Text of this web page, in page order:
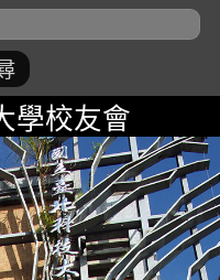
學校友會